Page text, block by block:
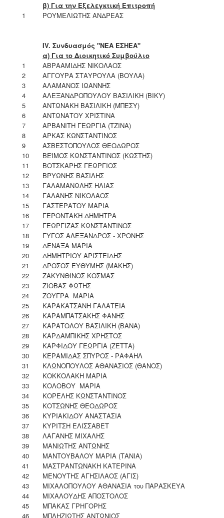
β) Για την Εξελεγκτική Επιτροπή
1
ΡΟΥΜΕΛΙΩΤΗΣ ΑΝΔΡΕΑΣ
ΙV. Συνδυασμός "ΝΕΑ ΕΣΗΕΑ"
α) Για το Διοικητικό Συμβούλιο
1
ΑΒΡΑΑΜΙΔΗΣ ΝΙΚΟΛΑΟΣ
2
ΑΓΓΟΥΡΑ ΣΤΑΥΡΟΥΛΑ (ΒΟΥΛΑ)
3
ΑΛΑΜΑΝΟΣ ΙΩΑΝΝΗΣ
4
ΑΛΕΞΑΝΔΡΟΠΟΥΛΟΥ ΒΑΣΙΛΙΚΗ (ΒΙΚΥ)
5
ΑΝΤΩΝΑΚΗ ΒΑΣΙΛΙΚΗ (ΜΠΕΣΥ)
6
ΑΝΤΩΝΑΤΟΥ ΧΡΙΣΤΙΝΑ
7
ΑΡΒΑΝΙΤΗ ΓΕΩΡΓΙΑ (ΤΖΙΝΑ)
8
ΑΡΚΑΣ ΚΩΝΣΤΑΝΤΙΝΟΣ
9
ΑΣΒΕΣΤΟΠΟΥΛΟΣ ΘΕΟΔΩΡΟΣ
10
ΒΕΪΜΟΣ ΚΩΝΣΤΑΝΤΙΝΟΣ (ΚΩΣΤΗΣ)
11
ΒΟΤΣΚΑΡΗΣ ΓΕΩΡΓΙΟΣ
12
ΒΡΥΩΝΗΣ ΒΑΣΙΛΗΣ
13
ΓΑΛΑΜΑΝΩΛΗΣ ΗΛΙΑΣ
14
ΓΑΛΑΝΗΣ ΝΙΚΟΛΑΟΣ
15
ΓΑΣΤΕΡΑΤΟΥ ΜΑΡΙΑ
16
ΓΕΡΟΝΤΑΚΗ ΔΗΜΗΤΡΑ
17
ΓΕΩΡΓΙΖΑΣ ΚΩΝΣΤΑΝΤΙΝΟΣ
18
ΓΥΓΟΣ ΑΛΕΞΑΝΔΡΟΣ - ΧΡΟΝΗΣ
19
ΔΕΝΑΞΑ ΜΑΡΙΑ
20
ΔΗΜΗΤΡΙΟΥ ΑΡΙΣΤΕΙΔΗΣ
21
ΔΡΟΣΟΣ ΕΥΘΥΜΗΣ (ΜΑΚΗΣ)
22
ΖΑΚΥΝΘΙΝΟΣ ΚΟΣΜΑΣ
23
ΖΙΟΒΑΣ ΦΩΤΗΣ
24
ΖΟΥΓΡΑ ΜΑΡΙΑ
25
ΚΑΡΑΚΑΤΣΑΝΗ ΓΑΛΑΤΕΙΑ
26
ΚΑΡΑΜΠΑΤΣΑΚΗΣ ΦΑΝΗΣ
27
ΚΑΡΑΤΟΛΟΥ ΒΑΣΙΛΙΚΗ (ΒΑΝΑ)
28
ΚΑΡΔΑΜΠΙΚΗΣ ΧΡΗΣΤΟΣ
29
ΚΑΡΦΙΔΟΥ ΓΕΩΡΓΙΑ (ΖΕΤΤΑ)
30
ΚΕΡΑΜΙΔΑΣ ΣΠΥΡΟΣ - ΡΑΦAΗΛ
31
ΚΛΩΝΟΠΟΥΛΟΣ ΑΘΑΝΑΣΙΟΣ (ΘΑΝΟΣ)
32
ΚΟΚΚΟΛΑΚΗ ΜΑΡΙΑ
33
ΚΟΛΟΒΟΥ ΜΑΡΙΑ
34
ΚΟΡΕΛΗΣ ΚΩΝΣΤΑΝΤΙΝΟΣ
35
ΚΟΤΣΩΝΗΣ ΘΕΟΔΩΡΟΣ
36
ΚΥΡΙΑΚΙΔΟΥ ΑΝΑΣΤΑΣΙΑ
37
ΚΥΡΙΤΣΗ ΕΛΙΣΣΑΒΕΤ
38
ΛΑΓΑΝΗΣ ΜΙΧΑΛΗΣ
39
ΜΑΝΙΩΤΗΣ ΑΝΤΩΝΗΣ
40
ΜΑΝΤΟΥΒΑΛΟΥ ΜΑΡΙΑ (ΤΑΝΙΑ)
41
ΜΑΣΤΡΑΝΤΩΝΑΚΗ ΚΑΤΕΡΙΝΑ
42
ΜΕΝΟΥΤΗΣ ΑΓΗΣΙΛΑΟΣ (ΑΓΙΣ)
43
ΜΙΧΑΛΟΠΟΥΛΟΥ ΑΘΑΝΑΣΙΑ του ΠΑΡΑΣΚΕΥΑ
44
ΜΙΧΑΛΟΥΔΗΣ ΑΠΟΣΤΟΛΟΣ
45
ΜΠΑΚΑΣ ΓΡΗΓΟΡΗΣ
46
ΜΠΛΗΖΙΩΤΗΣ ΑΝΤΩΝΙΟΣ